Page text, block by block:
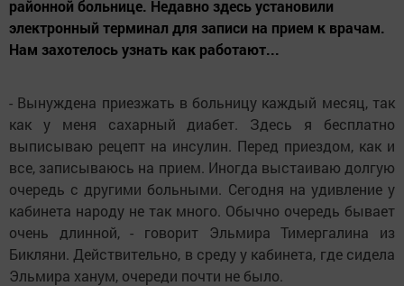
районной больнице. Недавно здесь установили
электронный терминал для записи на прием к врачам.
Нам захотелось узнать как работают...
- Вынуждена приезжать в больницу каждый месяц, так
как у меня сахарный диабет. Здесь я бесплатно
выписываю рецепт на инсулин. Перед приездом, как и
все, записываюсь на прием. Иногда выстаиваю долгую
очередь с другими больными. Сегодня на удивление у
кабинета народу не так много. Обычно очередь бывает
очень длинной, - говорит Эльмира Тимергалина из
Бикляни. Действительно, в среду у кабинета, где сидела
Эльмира ханум, очереди почти не было.